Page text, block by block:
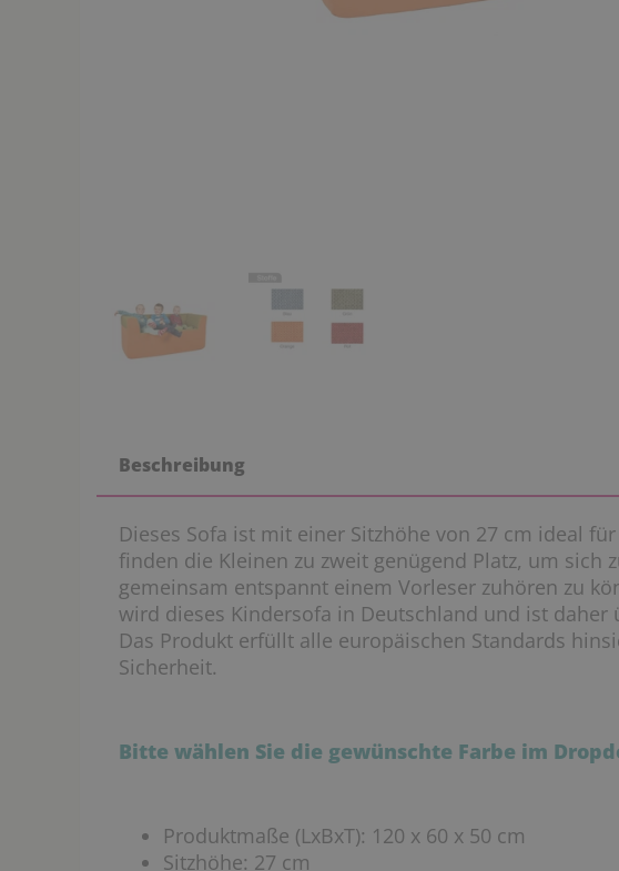
Beschreibung
Dieses Sofa ist mit einer Sitzhöhe von 27 cm ideal
finden die Kleinen zu zweit genügend Platz, um sich
gemeinsam entspannt einem Vorleser zuhören zu
wird dieses Kindersofa in Deutschland und ist daher
Das Produkt erfüllt alle europäischen Standards
Sicherheit.
Bitte wählen Sie die gewünschte Farbe im
Produktmaße (LxBxT): 120 x 60 x 50 cm
Sitzhöhe: 27 cm